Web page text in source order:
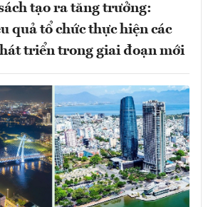
tạo ra tăng trưởng:
quả tổ chức thực hiện các
triển trong giai đoạn mới